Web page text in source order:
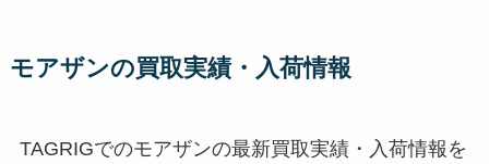
モアザンの買取実績・入荷情報
TAGRIGでのモアザンの最新買取実績・入荷情報を